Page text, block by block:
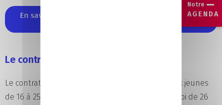
Notre
AGENDA
En savoir plus sur le contrat d’apprentissage dans le
Le contrat de professionnalisation
Le contrat de professionnalisation est ouvert aux jeunes
de 16 à 25 ans, ainsi qu’aux demandeurs d’emploi de 26